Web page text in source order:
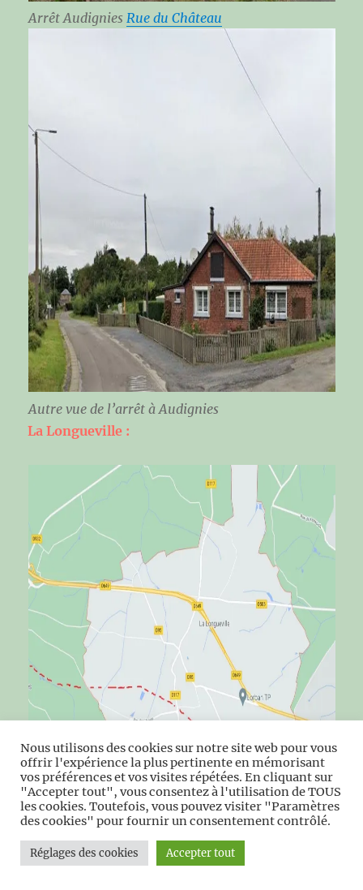
Arrêt Audignies Rue du Château
Autre vue de l’arrêt à Audignies
La Longueville :
Ancienne ligne de chemin de fer Valenciennes
Maubeuge traversant La Longueville
Nous utilisons des cookies sur notre site web pour vous
offrir l'expérience la plus pertinente en mémorisant
vos préférences et vos visites répétées. En cliquant sur
"Accepter tout", vous consentez à l'utilisation de TOUS
les cookies. Toutefois, vous pouvez visiter "Paramètres
des cookies" pour fournir un consentement contrôlé.
Réglages des cookies Accepter tout